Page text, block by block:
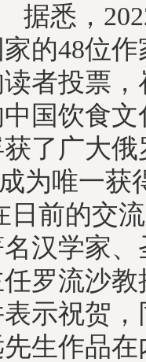
悉，
的48位
者投票
国饮食
获了广大
为唯一获
前的交流
汉学家
罗流沙
示祝贺
生作品